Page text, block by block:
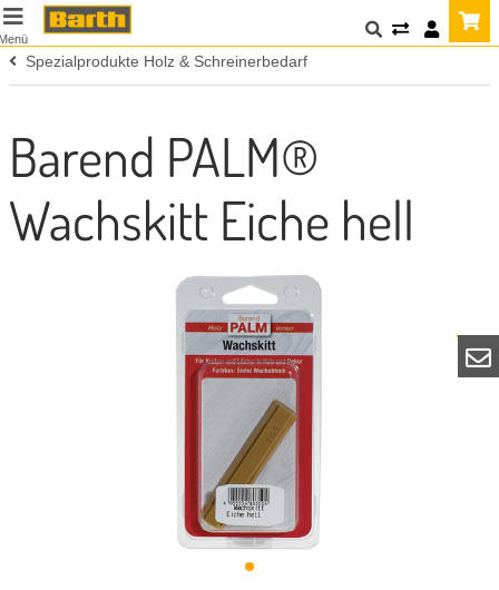
Spezialprodukte Holz & Schreinerbedarf
Barend PALM®
Wachskitt Eiche hell